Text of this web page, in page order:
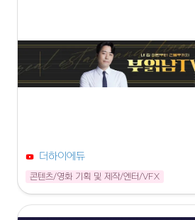
더하이에듀
콘텐츠/영화 기획 및 제작/엔터/VFX